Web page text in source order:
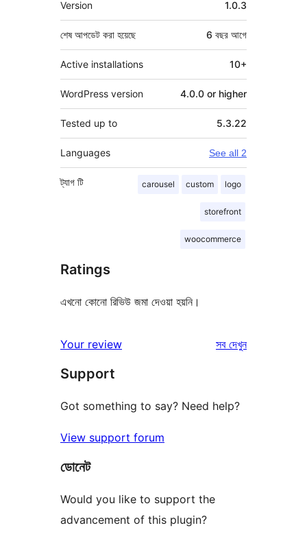
Version 1.0.3
শেষ আপডেট করা হয়েছে 6 বছর আগে
Active installations 10+
WordPress version 4.0.0 or higher
Tested up to 5.3.22
Languages See all 2
ট্যাগ carousel custom logo
storefront
woocommerce
টি
Ratings
এখনো কোনো রিভিউ জমা দেওয়া হয়নি।
Your review সবরিভিউ
দেখুন
Support
Got something to say? Need help?
View support forum
ডোনেট
Would you like to support the
advancement of this plugin?